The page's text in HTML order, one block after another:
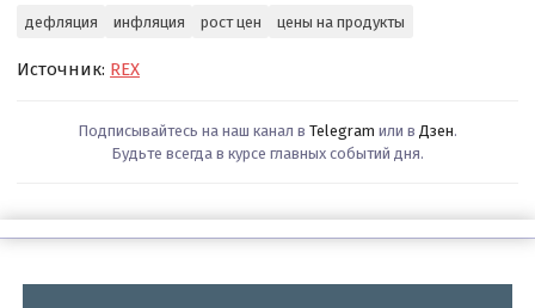
дефляция инфляция рост цен цены на продукты
Источник: REX
Подписывайтесь на наш канал в Telegram или в Дзен.
Будьте всегда в курсе главных событий дня.